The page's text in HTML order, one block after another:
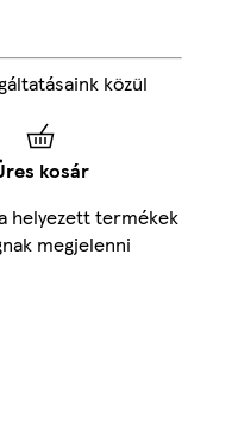
közül
kosár
helyezett termékek
megjelenni